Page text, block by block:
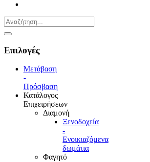
Επιλογές
Μετάβαση
-
Πρόσβαση
Κατάλογος
Επιχειρήσεων
Διαμονή
Ξενοδοχεία
-
Ενοικιαζόμενα
δωμάτια
Φαγητό